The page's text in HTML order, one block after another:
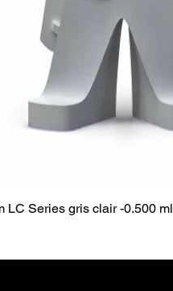
LC Series gris clair -0.500 ml